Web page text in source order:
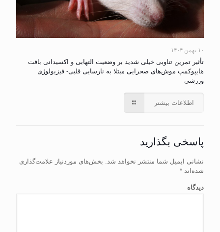
۱۰ بهمن ۱۴۰۴
تأثیر تمرین تناوبی خیلی شدید بر وضعیت التهابی و اکسیدانی بافت
هایپوکمپ موش‌های صحرایی مبتلا به نارسایی قلبی- فیزیولوژی
ورزشی
اطلاعات بیشتر
پاسخی بگذارید
نشانی ایمیل شما منتشر نخواهد شد. بخش‌های موردنیاز علامت‌گذاری
شده‌اند *
دیدگاه